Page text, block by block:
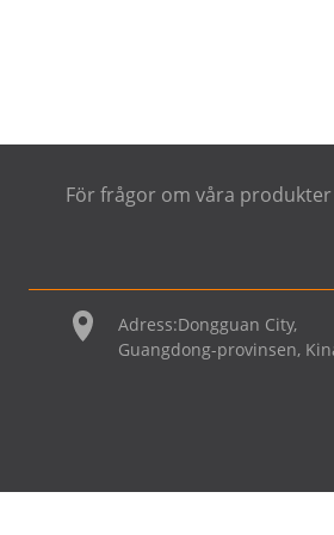
För frågor om våra
Adress:Dongguan City,
Guangdong-provinsen,